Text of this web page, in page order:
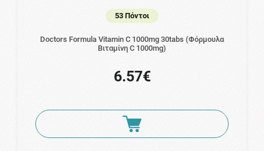
53 Πόντοι
Doctors Formula Vitamin C 1000mg 30tabs (Φόρμουλα
Βιταμίνη C 1000mg)
6.57€